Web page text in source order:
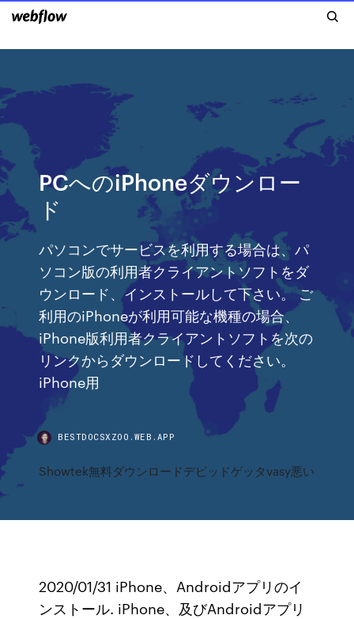
PCへのiPhoneダウンロー
ド
パソコンでサービスを利用する場合は、パ
ソコン版の利用者クライアントソフトをダ
ウンロード、インストールして下さい。 ご
利用のiPhoneが利用可能な機種の場合、
iPhone版利用者クライアントソフトを次の
リンクからダウンロードしてください。
iPhone用
BESTDOCSXZOO.WEB.APP
Showtek無料ダウンロードデビッドゲッタvasy悪い
2020/01/31 iPhone、Androidアプリのイ
ンストール. iPhone、及びAndroidアプリ